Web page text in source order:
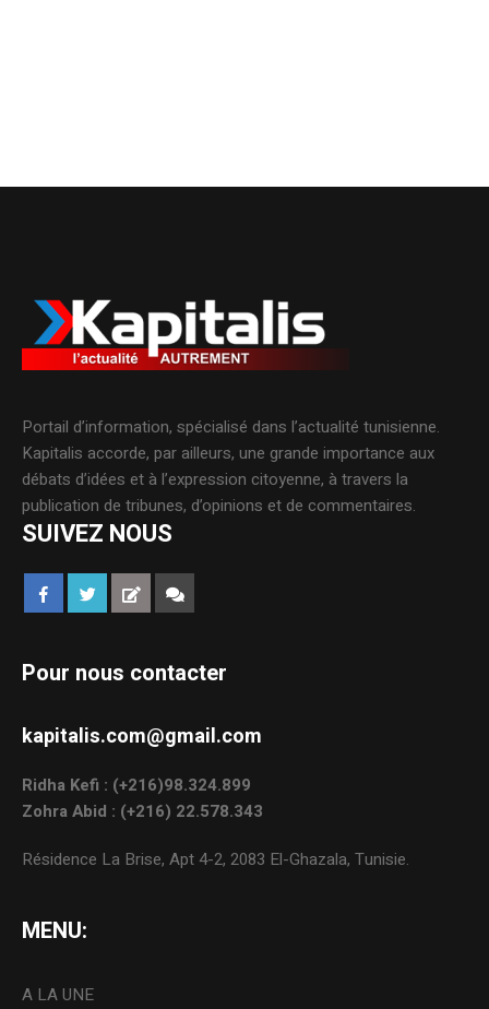
Portail d’information, spécialisé dans l’actualité tunisienne.
Kapitalis accorde, par ailleurs, une grande importance aux
débats d’idées et à l’expression citoyenne, à travers la
publication de tribunes, d’opinions et de commentaires.
SUIVEZ NOUS
Pour nous contacter
kapitalis.com@gmail.com
Ridha Kefi : (+216)98.324.899
Zohra Abid : (+216) 22.578.343
Résidence La Brise, Apt 4-2, 2083 El-Ghazala, Tunisie.
MENU:
A LA UNE